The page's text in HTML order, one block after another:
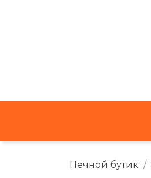
Печной бутик